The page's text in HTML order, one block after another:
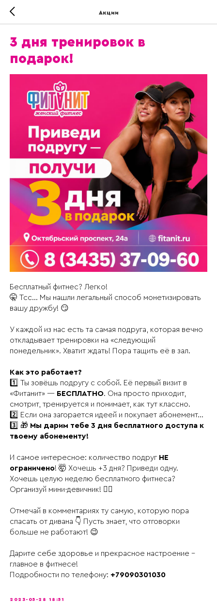
Акции
3 дня тренировок в
подарок!
Бесплатный фитнес? Легко!
🤫 Тсс... Мы нашли легальный способ монетизировать
вашу дружбу! 😏
У каждой из нас есть та самая подруга, которая вечно
откладывает тренировки на «следующий
понедельник». Хватит ждать! Пора тащить её в зал.
Как это работает?
1️⃣ Ты зовёшь подругу с собой. Её первый визит в
«Фитанит» — БЕСПЛАТНО. Она просто приходит,
смотрит, тренируется и понимает, как тут классно.
2️⃣ Если она загорается идеей и покупает абонемент...
3️⃣ 🎁 Мы дарим тебе 3 дня бесплатного доступа к
твоему абонементу!
И самое интересное: количество подруг НЕ
ограничено! 🤯 Хочешь +3 дня? Приведи одну.
Хочешь целую неделю бесплатного фитнеса?
Организуй мини-девичник! 👯‍♀️
Отмечай в комментариях ту самую, которую пора
спасать от дивана 👇 Пусть знает, что отговорки
больше не работают! 😉
Дарите себе здоровье и прекрасное настроение -
главное в фитнесе!
Подробности по телефону: +79090301030
2023-05-28 18:51